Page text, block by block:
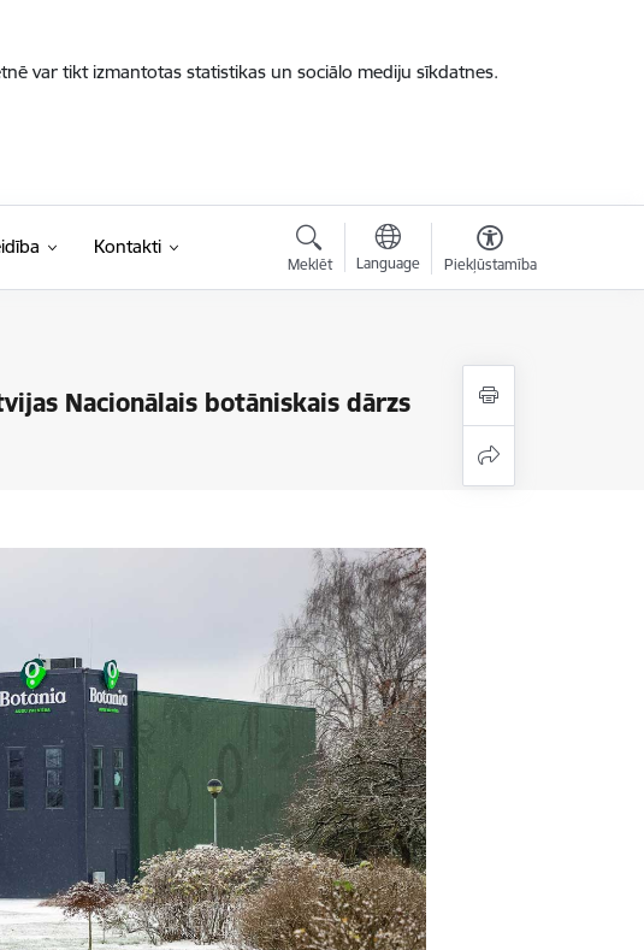
var tikt izmantotas statistikas un sociālo mediju sīkdatnes.
Kontakti
Meklēt Language Piekļūstamība
Nacionālais botāniskais dārzs